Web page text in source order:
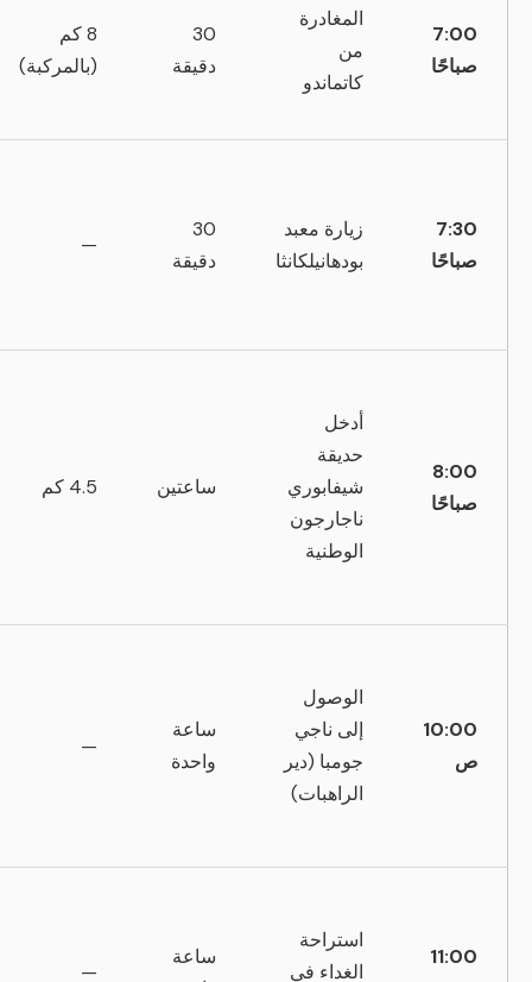
7:00
صباحًا
المغادرة
من
كاتماندو
30
دقيقة
8 كم
(بالمركبة)
7:30
صباحًا
زيارة معبد
بودهانيلكانثا
30
دقيقة
—
8:00
صباحًا
أدخل
حديقة
شيفابوري
ناجارجون
الوطنية
ساعتين 4.5 كم
10:00
ص
الوصول
إلى ناجي
جومبا (دير
الراهبات)
ساعة
واحدة
—
11:00
استراحة
الغداء في
ساعة
—